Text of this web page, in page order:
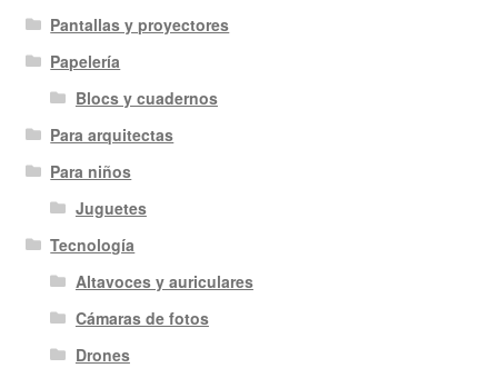
Pantallas y proyectores
Papelería
Blocs y cuadernos
Para arquitectas
Para niños
Juguetes
Tecnología
Altavoces y auriculares
Cámaras de fotos
Drones